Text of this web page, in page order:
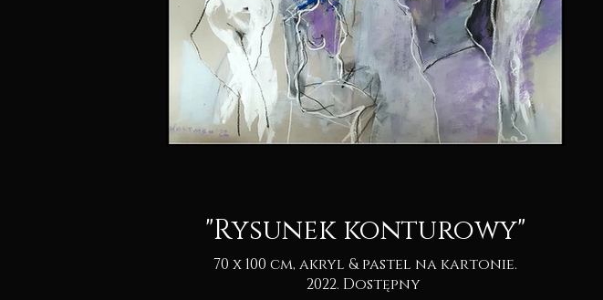
"Rysunek konturowy"
70 x 100 cm, akryl & pastel na kartonie.
2022. Dostępny